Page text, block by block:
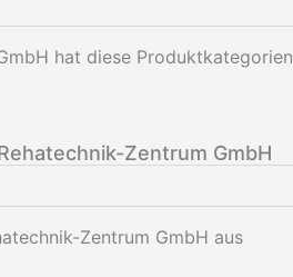
hat diese Produktkategorien
Zentrum GmbH
Zentrum GmbH aus